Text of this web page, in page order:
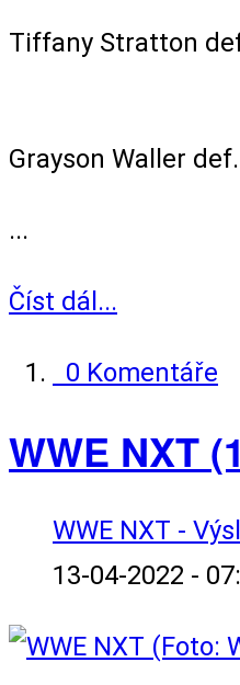
Tiffany Stratton
Grayson Waller
...
Číst dál...
0 Komentáře
WWE NXT
WWE NXT -
13-04-2022 -